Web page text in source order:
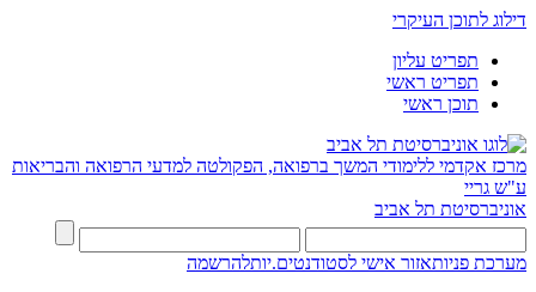
דילוג לתוכן העיקרי
תפריט עליון
תפריט ראשי
תוכן ראשי
מרכז אקדמי ללימודי המשך ברפואה, הפקולטה למדעי הרפואה והבריאות
ע"ש גריי
אוניברסיטת תל אביב
מערכת פניותאזור אישי לסטודנטים.יותלהרשמה